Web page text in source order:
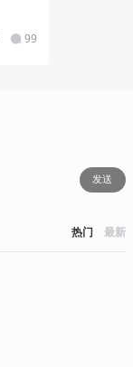
99
发送
热门 最新